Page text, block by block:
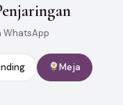
WhatsApp
Meja